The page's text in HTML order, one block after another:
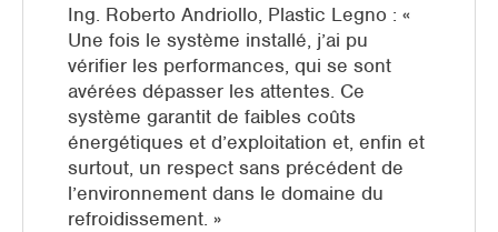
Ing. Roberto Andriollo, Plastic Legno : «
Une fois le système installé, j’ai pu
vérifier les performances, qui se sont
avérées dépasser les attentes. Ce
système garantit de faibles coûts
énergétiques et d’exploitation et, enfin et
surtout, un respect sans précédent de
l’environnement dans le domaine du
refroidissement. »